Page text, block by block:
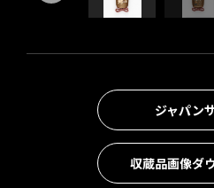
ジャパン
収蔵品画像ダ